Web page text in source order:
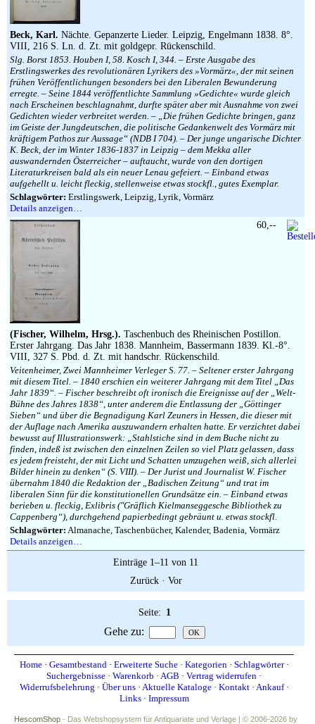
Beck, Karl. Nächte. Gepanzerte Lieder. Leipzig, Engelmann 1838. 8°.
VIII, 216 S. Ln. d. Zt. mit goldgepr. Rückenschild.
Slg. Borst 1853. Houben I, 58. Kosch I, 344. – Erste Ausgabe des
Erstlingswerkes des revolutionären Lyrikers des »Vormärz«, der mit seinen
frühen Veröffentlichungen besonders bei den Liberalen Bewunderung
erregte. – Seine 1844 veröffentlichte Sammlung »Gedichte« wurde gleich
nach Erscheinen beschlagnahmt, durfte später aber mit Ausnahme von zwei
Gedichten wieder verbreitet werden. – „Die frühen Gedichte bringen, ganz
im Geiste der Jungdeutschen, die politische Gedankenwelt des Vormärz mit
kräftigem Pathos zur Aussage“ (NDB I 704). – Der junge ungarische Dichter
K. Beck, der im Winter 1836-1837 in Leipzig – dem Mekka aller
auswandernden Österreicher – auftaucht, wurde von den dortigen
Literaturkreisen bald als ein neuer Lenau gefeiert. – Einband etwas
aufgehellt u. leicht fleckig, stellenweise etwas stockfl., gutes Exemplar.
Schlagwörter: Erstlingswerk, Leipzig, Lyrik, Vormärz
Details anzeigen…
(Fischer, Wilhelm, Hrsg.). Taschenbuch des Rheinischen Postillon.
Erster Jahrgang. Das Jahr 1838. Mannheim, Bassermann 1839. Kl.-8°.
VIII, 327 S. Pbd. d. Zt. mit handschr. Rückenschild.
Veitenheimer, Zwei Mannheimer Verleger S. 77. – Seltener erster Jahrgang
mit diesem Titel. – 1840 erschien ein weiterer Jahrgang mit dem Titel „Das
Jahr 1839“. – Fischer beschreibt oft ironisch die Ereignisse auf der „Welt-
Bühne des Jahres 1838“, unter anderem die Entlassung der „Göttinger
Sieben“ und über die Begnadigung Karl Zeuners in Hessen, die dieser mit
der Auflage nach Amerika auszuwandern erhalten hatte. Er verzichtet dabei
bewusst auf Illustrationswerk: „Stahlstiche sind in dem Buche nicht zu
finden, indeß ist zwischen den einzelnen Zeilen so viel Platz gelassen, dass
es jedem freisteht, der mit Licht und Schatten umzugehen weiß, sich allerlei
Bilder hinein zu denken“ (S. VIII). – Der Jurist und Journalist W. Fischer
übernahm 1840 die Redaktion der „Badischen Zeitung“ und trat im
liberalen Sinn für die konstitutionellen Grundsätze ein. – Einband etwas
berieben u. fleckig, Exlibris (″Gräflich Kielmanseggesche Bibliothek zu
Cappenberg“), durchgehend papierbedingt gebräunt u. etwas stockfl.
Schlagwörter: Almanache, Taschenbücher, Kalender, Badenia, Vormärz
Details anzeigen…
60,--
Einträge 1–11 von 11
Zurück· Vor
Seite: 1
Gehe zu:
Home· Gesamtbestand· Erweiterte Suche· Kategorien· Schlagwörter·
Suchergebnisse · Warenkorb · AGB · Vertrag widerrufen ·
Widerrufsbelehrung · Über uns· Aktuelle Kataloge· Kontakt· Ankauf·
Links· Impressum
HescomShop - Das Webshopsystem für Antiquariate und Verlage | © 2006-2026 by